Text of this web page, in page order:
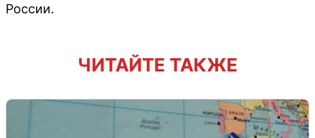
России.
ЧИТАЙТЕ ТАКЖЕ